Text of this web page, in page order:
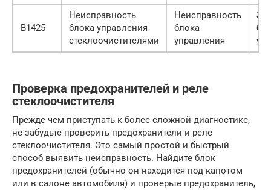
B1425
Неисправность
блока управления
стеклоочистителями
Неисправность
блока
управления
Проверка предохранителей и реле
стеклоочистителя
Прежде чем приступать к более сложной диагностике,
не забудьте проверить предохранители и реле
стеклоочистителя. Это самый простой и быстрый
способ выявить неисправность. Найдите блок
предохранителей (обычно он находится под капотом
или в салоне автомобиля) и проверьте предохранитель,